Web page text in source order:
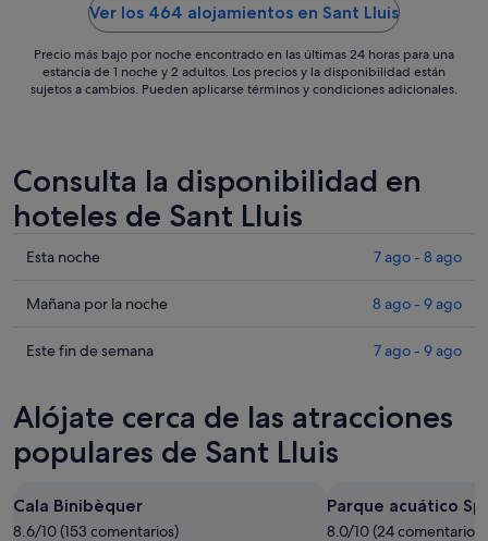
Ver los 464 alojamientos en Sant Lluis
Precio más bajo por noche encontrado en las últimas 24 horas para una
estancia de 1 noche y 2 adultos. Los precios y la disponibilidad están
sujetos a cambios. Pueden aplicarse términos y condiciones adicionales.
Consulta la disponibilidad en
hoteles de Sant Lluis
Comprueba
precios
Sant
esta
noche,
7
-
8
Esta noche 7 ago - 8 ago
Comprueba
precios
Lluis
para
mañana
la
noche,
Mañana por la noche 8 ago - 9 ago
Comprueba
en
Sant
Lluis
este
fin
Este fin de semana 7 ago - 9 ago
Alójate cerca de las atracciones
populares de Sant Lluis
Cala Binibèquer
8.6/10 (153 comentarios)
Parque acuático
8.0/10 (24 comentarios)